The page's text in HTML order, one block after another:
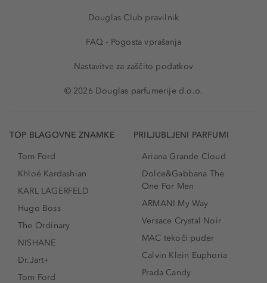
Douglas Club pravilnik
FAQ - Pogosta vprašanja
Nastavitve za zaščito podatkov
© 2026 Douglas parfumerije d.o.o.
TOP BLAGOVNE ZNAMKE
Tom Ford
Khloé Kardashian
KARL LAGERFELD
Hugo Boss
The Ordinary
NISHANE
Dr.Jart+
Tom Ford
PRILJUBLJENI PARFUMI
Ariana Grande Cloud
Dolce&Gabbana The
One For Men
ARMANI My Way
Versace Crystal Noir
MAC tekoči puder
Calvin Klein Euphoria
Prada Candy